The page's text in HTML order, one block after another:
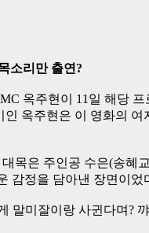
소리만 출연?
옥주현이 11일 해당
인 옥주현은 이 영화의
목은 주인공 수은(송혜
감정을 담아낸 장면이었
말미잘이랑 사귄다며?